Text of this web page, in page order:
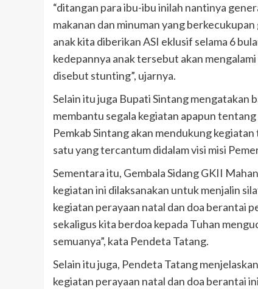
“ditangan para ibu-ibu inilah nantinya
makanan dan minuman yang
anak kita diberikan ASI eklusif selama 6
kedepannya anak tersebut akan
disebut stunting”, ujarnya.
Selain itu juga Bupati Sintang mengatakan
membantu segala kegiatan apapun
Pemkab Sintang akan mendukung
satu yang tercantum didalam visi misi
Sementara itu, Gembala Sidang GKII
kegiatan ini dilaksanakan untuk menjalin
kegiatan perayaan natal dan doa berantai
sekaligus kita berdoa kepada Tuhan
semuanya”, kata Pendeta Tatang.
Selain itu juga, Pendeta Tatang
kegiatan perayaan natal dan doa berantai